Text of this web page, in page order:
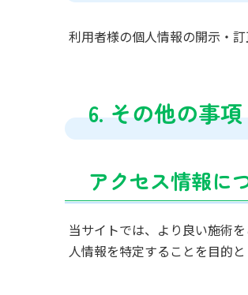
利用者様の個人情報の開示・
6. その他の事項
アクセス情報に
当サイトでは、より良い施術
人情報を特定することを目的